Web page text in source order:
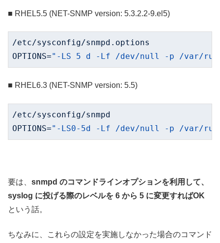
■ RHEL5.5 (NET-SNMP version: 5.3.2.2-9.el5)
/etc/sysconfig/snmpd.options
OPTIONS="-LS 5 d -Lf /dev/null -p /var/run/
■ RHEL6.3 (NET-SNMP version: 5.5)
/etc/sysconfig/snmpd
OPTIONS="-LS0-5d -Lf /dev/null -p /var/run/
要は、 snmpd のコマンドラインオプションを利用して、
syslog に投げる際のレベルを 6 から 5 に変更すればOK
という話。
ちなみに、これらの設定を実施しなかった場合のコマンド